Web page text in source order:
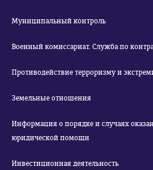
Муниципальный контроль
Военный комиссариат. Служба по
Противодействие терроризму и
Земельные отношения
Информация о порядке и случаях
юридической помощи
Инвестиционная деятельность